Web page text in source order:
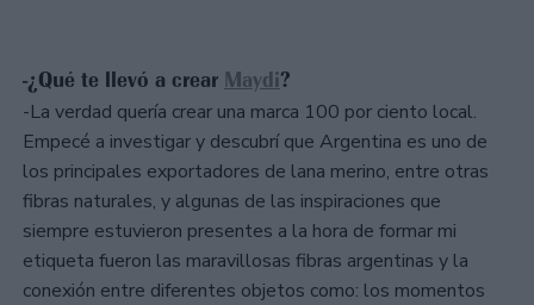
-¿Qué te llevó a crear Maydi?
-La verdad quería crear una marca 100 por ciento local.
Empecé a investigar y descubrí que Argentina es uno de
los principales exportadores de lana merino, entre otras
fibras naturales, y algunas de las inspiraciones que
siempre estuvieron presentes a la hora de formar mi
etiqueta fueron las maravillosas fibras argentinas y la
conexión entre diferentes objetos como: los momentos